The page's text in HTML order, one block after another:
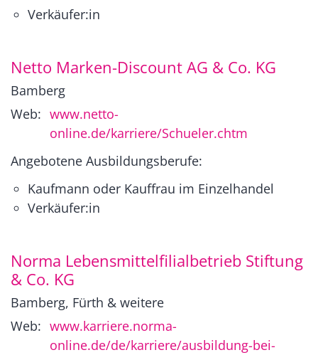
Verkäufer:in
Netto Marken-Discount AG & Co. KG
Bamberg
Web: www.netto-
online.de/karriere/Schueler.chtm
Angebotene Ausbildungsberufe:
Kaufmann oder Kauffrau im Einzelhandel
Verkäufer:in
Norma Lebensmittelfilialbetrieb Stiftung
& Co. KG
Bamberg, Fürth & weitere
Web: www.karriere.norma-
online.de/de/karriere/ausbildung-bei-